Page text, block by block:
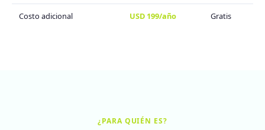
Costo adicional USD 199/año Gratis
¿PARA QUIÉN ES?